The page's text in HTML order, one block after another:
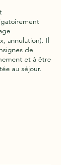
annulation). Il
de
et à être
au séjour.